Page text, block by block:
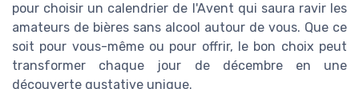
pour choisir un calendrier de l'Avent qui saura ravir les
amateurs de bières sans alcool autour de vous. Que ce
soit pour vous-même ou pour offrir, le bon choix peut
transformer chaque jour de décembre en une
découverte gustative unique.